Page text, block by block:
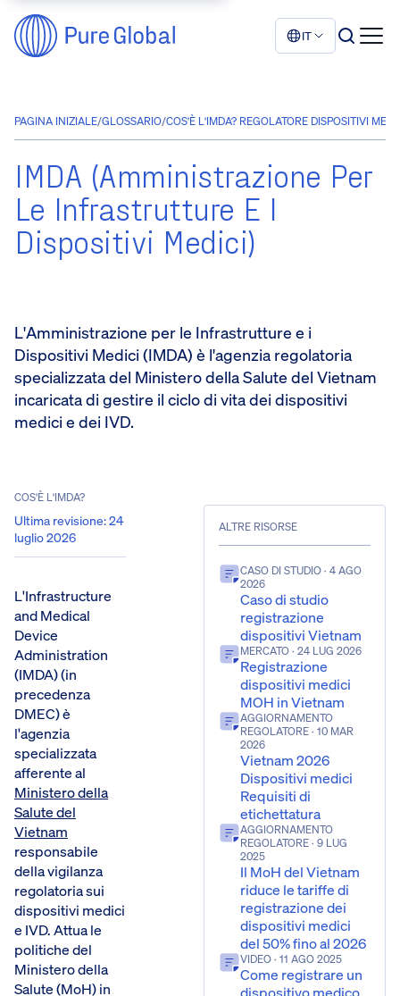
IT
PAGINA INIZIALE/GLOSSARIO/COS'È L'IMDA? REGOLATORE DISPOSITIVI
IMDA (Amministrazione Per
Le Infrastrutture E I
Dispositivi Medici)
L'Amministrazione per le Infrastrutture e i
Dispositivi Medici (IMDA) è l'agenzia regolatoria
specializzata del Ministero della Salute del Vietnam
incaricata di gestire il ciclo di vita dei dispositivi
medici e dei IVD.
COS'È L'IMDA?
Ultima revisione:24
luglio 2026
L'Infrastructure
and Medical
Device
Administration
(IMDA) (in
precedenza
DMEC) è
l'agenzia
specializzata
afferente al
Ministero della
Salute del
Vietnam
responsabile
della vigilanza
regolatoria sui
dispositivi medici
e IVD. Attua le
politiche del
Ministero della
Salute (MoH) in
ALTRE RISORSE
CASO DI STUDIO· 4 AGO
2026
Caso di studio
registrazione
dispositivi Vietnam
MERCATO· 24 LUG 2026
Registrazione
dispositivi medici
MOH in Vietnam
AGGIORNAMENTO
REGOLATORE· 10 MAR
2026
Vietnam 2026
Dispositivi medici
Requisiti di
etichettatura
AGGIORNAMENTO
REGOLATORE· 9 LUG
2025
Il MoH del Vietnam
riduce le tariffe di
registrazione dei
dispositivi medici
del 50% fino al 2026
VIDEO· 11 AGO 2025
Come registrare un